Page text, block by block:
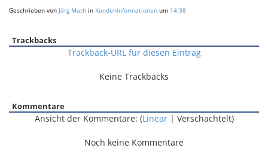
Geschrieben von Jörg Muth in Kundeninformationen um 14:38
Trackbacks
Trackback-URL für diesen Eintrag
Keine Trackbacks
Kommentare
Ansicht der Kommentare: (Linear| Verschachtelt)
Noch keine Kommentare